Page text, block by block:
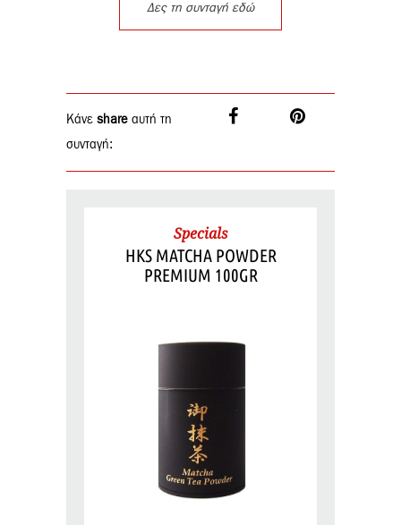
Δες τη συνταγή εδώ
Κάνε share αυτή τη
συνταγή:
Specials
HKS MATCHA POWDER
PREMIUM 100GR